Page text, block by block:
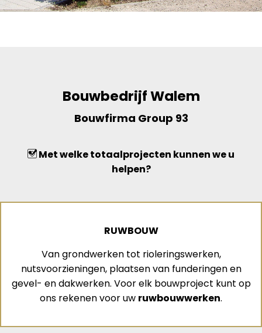
Bouwbedrijf Walem
Bouwfirma Group 93
Met welke totaalprojecten kunnen we u
helpen?
RUWBOUW
Van grondwerken tot rioleringswerken,
nutsvoorzieningen, plaatsen van funderingen en
gevel- en dakwerken. Voor elk bouwproject kunt op
ons rekenen voor uw ruwbouwwerken.